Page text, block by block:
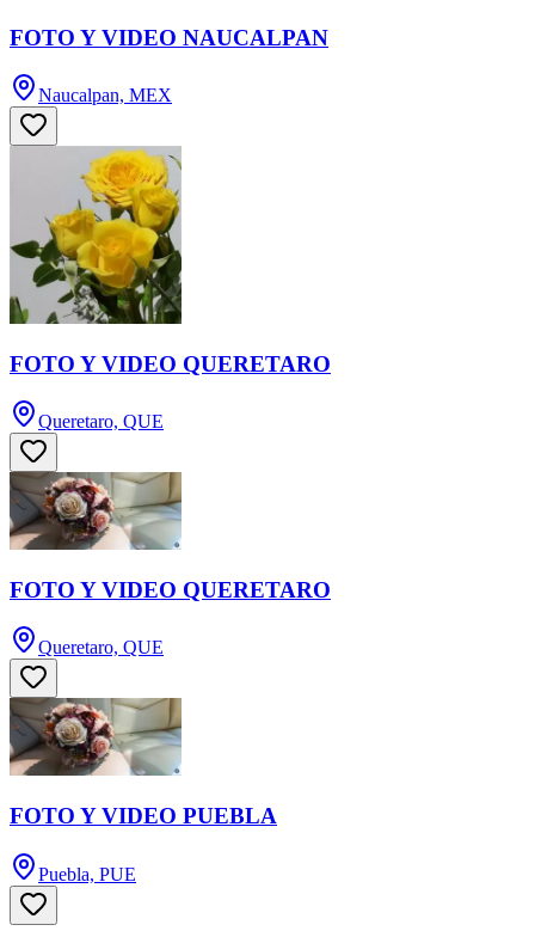
FOTO Y VIDEO NAUCALPAN
Naucalpan, MEX
FOTO Y VIDEO QUERETARO
Queretaro, QUE
FOTO Y VIDEO QUERETARO
Queretaro, QUE
FOTO Y VIDEO PUEBLA
Puebla, PUE